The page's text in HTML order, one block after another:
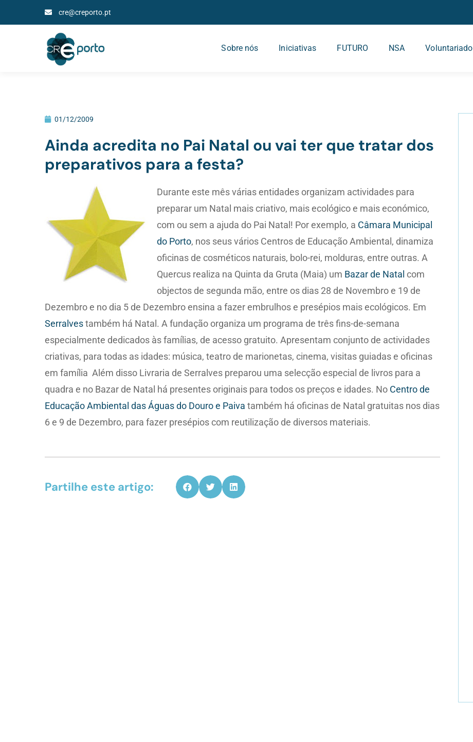
cre@creporto.pt
Sobre nós Iniciativas FUTURO NSA Voluntariado
01/12/2009
Ainda acredita no Pai Natal ou vai ter que tratar dos
preparativos para a festa?
Durante este mês várias entidades organizam actividades para
preparar um Natal mais criativo, mais ecológico e mais económico,
com ou sem a ajuda do Pai Natal! Por exemplo, a Câmara Municipal
do Porto, nos seus vários Centros de Educação Ambiental, dinamiza
oficinas de cosméticos naturais, bolo-rei, molduras, entre outras. A
Quercus realiza na Quinta da Gruta (Maia) um Bazar de Natal com
objectos de segunda mão, entre os dias 28 de Novembro e 19 de
Dezembro e no dia 5 de Dezembro ensina a fazer embrulhos e presépios mais ecológicos. Em
Serralvestambém há Natal. A fundação organiza um programa de três fins-de-semana
especialmente dedicados às famílias, de acesso gratuito. Apresentam conjunto de actividades
criativas, para todas as idades: música, teatro de marionetas, cinema, visitas guiadas e oficinas
em família Além disso Livraria de Serralves preparou uma selecção especial de livros para a
quadra e no Bazar de Natal há presentes originais para todos os preços e idades. No Centro de
Educação Ambiental das Águas do Douro e Paiva também há oficinas de Natal gratuitas nos dias
6 e 9 de Dezembro, para fazer presépios com reutilização de diversos materiais.
Partilhe este artigo: